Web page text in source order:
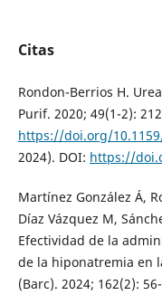
Citas
Rondon-Berrios H.
Purif. 2020; 49(1-2):
https://doi.org/
2024). DOI: https://
Martínez González Á,
Díaz Vázquez M,
Efectividad de la
de la hiponatremia en
(Barc). 2024; 162(2):